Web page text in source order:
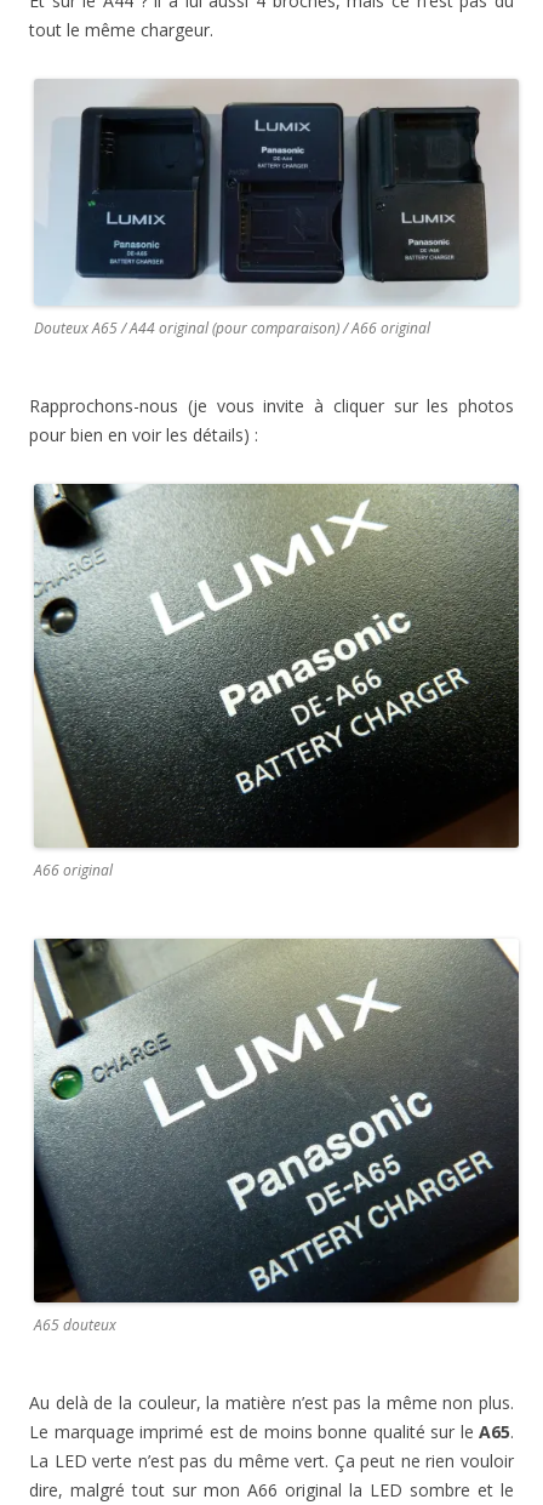
tout le même chargeur.
Douteux A65 / A44 original (pour comparaison) / A66 original
Rapprochons-nous (je vous invite à cliquer sur les photos
pour bien en voir les détails) :
A66 original
A65 douteux
Au delà de la couleur, la matière n’est pas la même non plus.
Le marquage imprimé est de moins bonne qualité sur le A65.
La LED verte n’est pas du même vert. Ça peut ne rien vouloir
dire, malgré tout sur mon A66 original la LED sombre et le